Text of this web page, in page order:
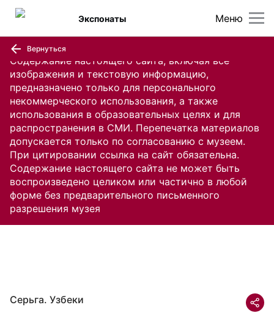
Содержание настоящего сайта, включая все
изображения и текстовую информацию,
предназначено только для персонального
некоммерческого использования, а также
использования в образовательных целях и для
распространения в СМИ. Перепечатка материалов
допускается только по согласованию с музеем.
При цитировании ссылка на сайт обязательна.
Содержание настоящего сайта не может быть
воспроизведено целиком или частично в любой
форме без предварительного письменного
разрешения музея
Меню
Экспонаты
Вернуться
Серьга. Узбеки